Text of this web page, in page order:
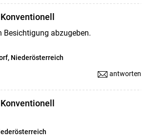
Besichtigung abzugeben.
Niederösterreich
antworten